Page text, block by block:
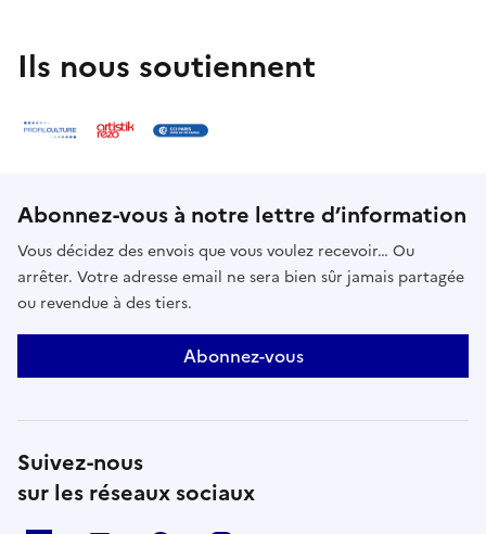
Ils nous soutiennent
Abonnez-vous à notre lettre d’information
Vous décidez des envois que vous voulez recevoir… Ou
arrêter. Votre adresse email ne sera bien sûr jamais partagée
ou revendue à des tiers.
Abonnez-vous
Suivez-nous
sur les réseaux sociaux